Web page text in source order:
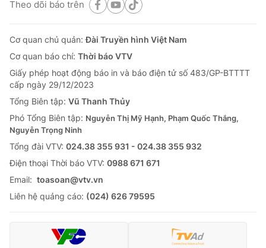
Theo dõi báo trên
Cơ quan chủ quản:Đài Truyền hình Việt Nam
Cơ quan báo chí: Thời báo VTV
Giấy phép hoạt động báo in và báo điện tử số 483/GP-BTTTT
cấp ngày 29/12/2023
Tổng Biên tập: Vũ Thanh Thủy
Phó Tổng Biên tập: Nguyễn Thị Mỹ Hạnh, Phạm Quốc Thắng,
Nguyễn Trọng Ninh
Tổng đài VTV: 024.38 355 931 - 024.38 355 932
Ðiện thoại Thời báo VTV: 0988 671 671
Email: toasoan@vtv.vn
Liên hệ quảng cáo: (024) 626 79595